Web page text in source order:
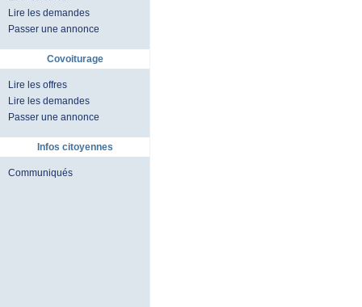
Lire les demandes
Passer une annonce
Covoiturage
Lire les offres
Lire les demandes
Passer une annonce
Infos citoyennes
Communiqués